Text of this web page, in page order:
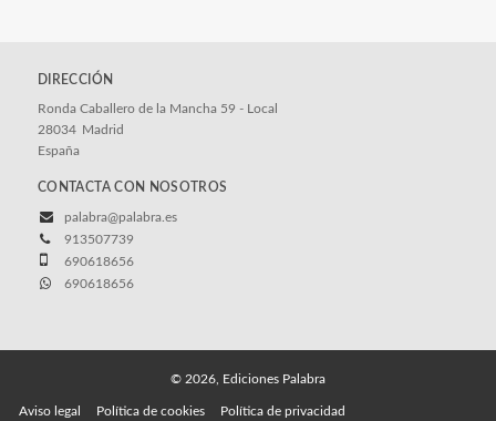
DIRECCIÓN
Ronda Caballero de la Mancha 59 - Local
28034 Madrid
España
CONTACTA CON NOSOTROS
palabra@palabra.es
913507739
690618656
690618656
© 2026, Ediciones Palabra
Aviso legal Política de cookies Política de privacidad